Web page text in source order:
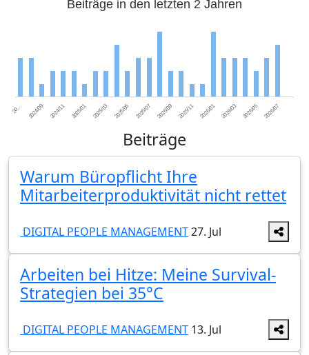
Beiträge in den letzten 2 Jahren
20… 2024/09 2024/11 2025/01 2025/03 2025/05 2025/07 2025/09 2025/11 2026/01 2026/03 2026/05 2026/07
Beiträge
Warum Büropflicht Ihre
Mitarbeiterproduktivität nicht rettet
DIGITAL PEOPLE MANAGEMENT27. Jul
Arbeiten bei Hitze: Meine Survival-
Strategien bei 35°C
DIGITAL PEOPLE MANAGEMENT 13. Jul